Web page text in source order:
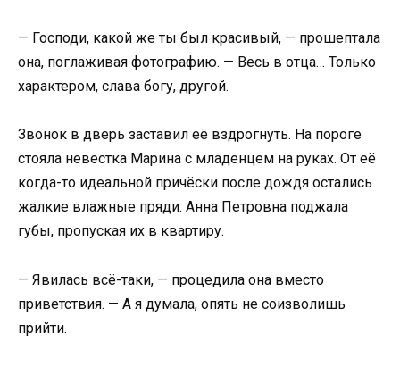
— Господи, какой же ты был красивый, — прошептала
она, поглаживая фотографию. — Весь в отца… Только
характером, слава богу, другой.
Звонок в дверь заставил её вздрогнуть. На пороге
стояла невестка Марина с младенцем на руках. От её
когда-то идеальной причёски после дождя остались
жалкие влажные пряди. Анна Петровна поджала
губы, пропуская их в квартиру.
— Явилась всё-таки, — процедила она вместо
приветствия. — А я думала, опять не соизволишь
прийти.